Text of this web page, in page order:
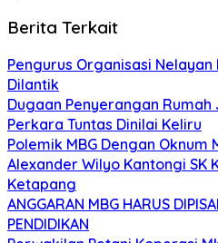
Berita Terkait
Pengurus Organisasi Nelayan
Dilantik
Dugaan Penyerangan Rumah
Perkara Tuntas Dinilai Keliru
Polemik MBG Dengan
Alexander Wilyo Kantongi SK
Ketapang
ANGGARAN MBG HARUS
PENDIDIKAN